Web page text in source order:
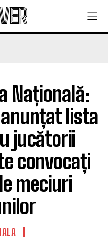
Națională:
anunțat lista
jucătorii
convocați
meciuri